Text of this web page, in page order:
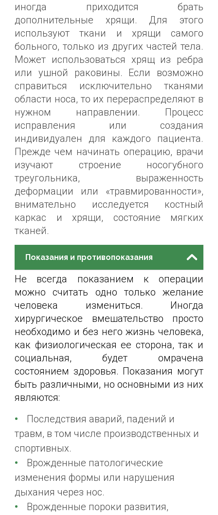
иногда приходится брать
дополнительные хрящи. Для этого
используют ткани и хрящи самого
больного, только из других частей тела.
Может использоваться хрящ из ребра
или ушной раковины. Если возможно
справиться исключительно тканями
области носа, то их перераспределяют в
нужном направлении. Процесс
исправления или создания
индивидуален для каждого пациента.
Прежде чем начинать операцию, врачи
изучают строение носогубного
треугольника, выраженность
деформации или «травмированности»,
внимательно исследуется костный
каркас и хрящи, состояние мягких
тканей.
Показания и противопоказания
Не всегда показанием к операции
можно считать одно только желание
человека измениться. Иногда
хирургическое вмешательство просто
необходимо и без него жизнь человека,
как физиологическая ее сторона, так и
социальная, будет омрачена
состоянием здоровья. Показания могут
быть различными, но основными из них
являются:
Последствия аварий, падений и
травм, в том числе производственных и
спортивных.
Врожденные патологические
изменения формы или нарушения
дыхания через нос.
Врожденные пороки развития,